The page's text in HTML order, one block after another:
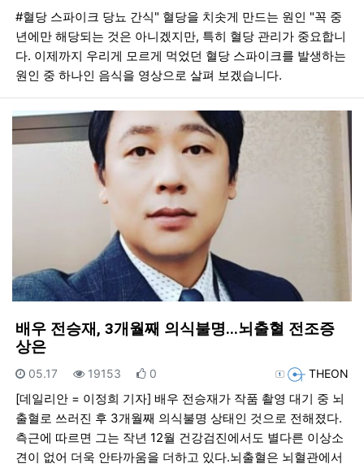
#혈당 스파이크 당뇨 간식" 혈당을 치솟게 만드는 원인 "꼭 중
년에만 해당되는 것은 아니겠지만, 특히 혈당 관리가 중요합니
다. 이제까지 우리게 모르게 먹었던 혈당 스파이크를 발생하는
원인 중 하나인 음식을 영상으로 살펴 보겠습니다.
배우 전승재, 3개월째 의식불명...뇌출혈 전조증
상은
등록자THEON
등록일
05.17 조회
19153 추천
0
[데일리안 = 이정희 기자] 배우 전승재가 작품 촬영 대기 중 뇌
출혈로 쓰러진 후 3개월째 의식불명 상태인 것으로 전해졌다.
측근에 따르면 그는 작년 12월 건강검진에서도 별다른 이상소
견이 없어 더욱 안타까움을 더하고 있다.뇌출혈은 뇌혈관에서